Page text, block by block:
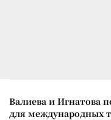
Валиева и Игнатова
для международных